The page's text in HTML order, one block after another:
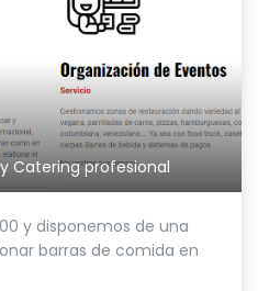
Catering profesional
y disponemos de una
barras de comida en